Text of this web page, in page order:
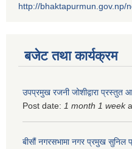
http://bhaktapurmun.gov.np/
बजेट तथा कार्यक्रम
उपप्रमुख रजनी जोशीद्वारा
Post date: 1 month 1 week
बीसौं नगरसभामा नगर प्रमुख सुनिल